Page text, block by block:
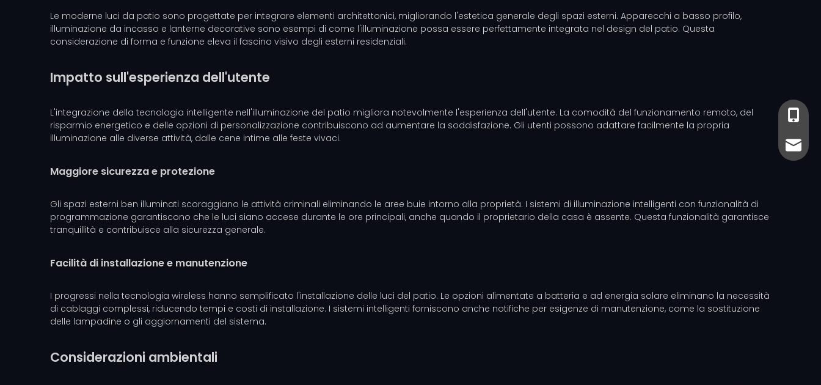
Le moderne luci da patio sono progettate per integrare elementi architettonici, migliorando l'estetica generale degli spazi esterni. Apparecchi a basso profilo,
illuminazione da incasso e lanterne decorative sono esempi di come l'illuminazione possa essere perfettamente integrata nel design del patio. Questa
considerazione di forma e funzione eleva il fascino visivo degli esterni residenziali.
Impatto sull'esperienza dell'utente
L'integrazione della tecnologia intelligente nell'illuminazione del patio migliora notevolmente l'esperienza dell'utente. La comodità del funzionamento remoto, del
risparmio energetico e delle opzioni di personalizzazione contribuiscono ad aumentare la soddisfazione. Gli utenti possono adattare facilmente la propria
illuminazione alle diverse attività, dalle cene intime alle feste vivaci.
Maggiore sicurezza e protezione
Gli spazi esterni ben illuminati scoraggiano le attività criminali eliminando le aree buie intorno alla proprietà. I sistemi di illuminazione intelligenti con funzionalità di
programmazione garantiscono che le luci siano accese durante le ore principali, anche quando il proprietario della casa è assente. Questa funzionalità garantisce
tranquillità e contribuisce alla sicurezza generale.
Facilità di installazione e manutenzione
I progressi nella tecnologia wireless hanno semplificato l'installazione delle luci del patio. Le opzioni alimentate a batteria e ad energia solare eliminano la necessità
di cablaggi complessi, riducendo tempi e costi di installazione. I sistemi intelligenti forniscono anche notifiche per esigenze di manutenzione, come la sostituzione
delle lampadine o gli aggiornamenti del sistema.
Considerazioni ambientali
+86-
+86-